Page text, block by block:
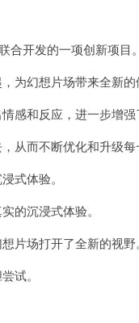
开发的一项创新项目。
幻想片场带来全新的
和反应，进一步增强
而不断优化和升级每
式体验。
的沉浸式体验。
场打开了全新的视野。
试。